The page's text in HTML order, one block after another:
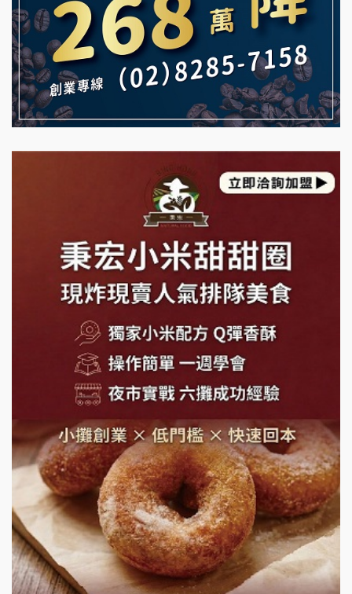
MUSHEN徵SPA美容芳療師
日十。早午食加盟說明會
拾鑶火鍋加盟說明會
TEA TOP加盟說明會
珍好味臭臭鍋加盟說明會
藍象廷泰式火鍋加盟說明會
莫尼早餐Morni加盟說明會
手作功夫茶加盟說明會
SHARE TEA歇腳亭加盟說明會
潮味決-湯滷專門店加盟說明會
鬍子茶加盟說明會
鮮茶道加盟說明會
微風亭鐵板燒加盟說明會
漫步藍咖啡加盟說明會
明石章魚燒加盟說明會
出櫃加盟說明會